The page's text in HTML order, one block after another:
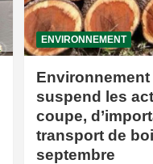
ENVIRONNEMENT
Environnement
suspend les
coupe,
transport de
septembre